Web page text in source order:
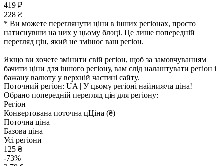
419 ₽
228 ₴
* Ви можете переглянути ціни в інших регіонах, просто
натиснувши на них у цьому блоці. Це лише попередній
перегляд цін, який не змінює ваш регіон.
Якщо ви хочете змінити свій регіон, щоб за замовчуванням
бачити ціни для іншого регіону, вам слід налаштувати регіон і
бажану валюту у верхній частині сайту.
Поточний регіон: UA | У цьому регіоні найнижча ціна!
Обрано попередній перегляд цін для регіону:
Регіон
Конвертована поточна цЦіна (₴)
Поточна ціна
Базова ціна
Усі регіони
125 ₴
-73%